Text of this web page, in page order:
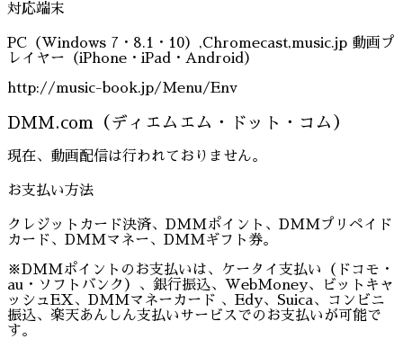
対応端末
PC（Windows 7・8.1・10）,Chromecast,music.jp 動画プ
レイヤー（iPhone・iPad・Android）
http://music-book.jp/Menu/Env
DMM.com（ディエムエム・ドット・コム）
現在、動画配信は行われておりません。
お支払い方法
クレジットカード決済、DMMポイント、DMMプリペイド
カード、DMMマネー、DMMギフト券。
※DMMポイントのお支払いは、ケータイ支払い（ドコモ・
au・ソフトバンク）、銀行振込、WebMoney、ビットキャ
ッシュEX、DMMマネーカード 、Edy、Suica、コンビニ
振込、楽天あんしん支払いサービスでのお支払いが可能で
す。